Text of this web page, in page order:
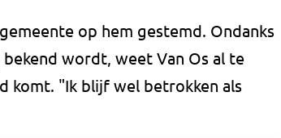
op hem gestemd. Ondanks
wordt, weet Van Os al te
komt. "Ik blijf wel betrokken als